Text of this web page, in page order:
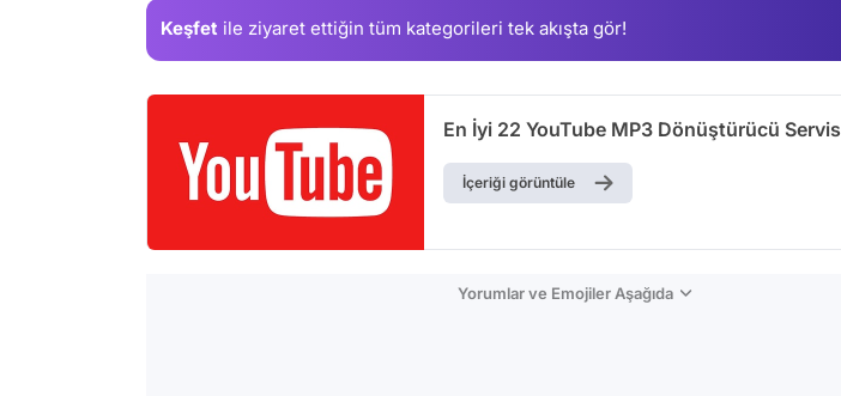
Keşfet ile ziyaret ettiğin tüm kategorileri tek akışta gör!
En İyi 22 YouTube MP3 Dönüştürücü Servis
İçeriği görüntüle
Yorumlar ve Emojiler Aşağıda